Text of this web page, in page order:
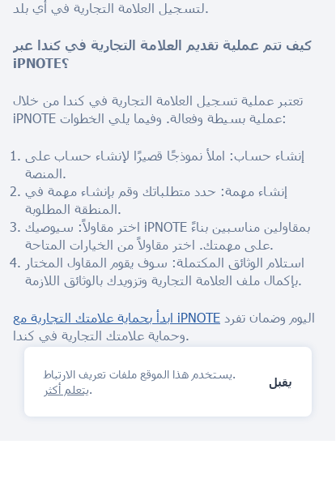
يستخدم هذا الموقع ملفات تعريف الارتباط.
يتعلم أكثر.
يقبل
لتسجيل العلامة التجارية في أي بلد.
كيف تتم عملية تقديم العلامة التجارية في كندا عبر
iPNOTE؟
تعتبر عملية تسجيل العلامة التجارية في كندا من خلال
iPNOTE عملية بسيطة وفعالة. وفيما يلي الخطوات:
إنشاء حساب: املأ نموذجًا قصيرًا لإنشاء حساب على
المنصة.
إنشاء مهمة: حدد متطلباتك وقم بإنشاء مهمة في
المنطقة المطلوبة.
اختر مقاولاً: سيوصيك iPNOTE بمقاولين مناسبين بناءً
على مهمتك. اختر مقاولاً من الخيارات المتاحة.
استلام الوثائق المكتملة: سوف يقوم المقاول المختار
بإكمال ملف العلامة التجارية وتزويدك بالوثائق اللازمة.
ابدأ بحماية علامتك التجارية مع iPNOTE
وحماية علامتك التجارية في كندا.